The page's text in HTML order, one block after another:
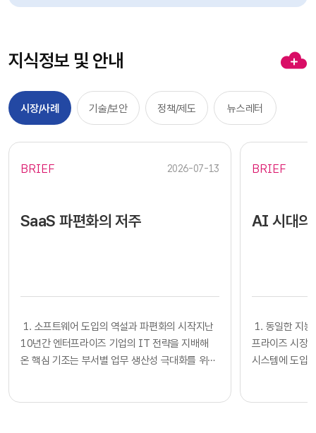
지식정보 및 안내
시장/사례 기술/보안 정책/제도 뉴스레터
BRIEF 2026-07-13
SaaS 파편화의 저주
​​ 1. 소프트웨어 도입의 역설과 파편화의 시작지난
10년간 엔터프라이즈 기업의 IT 전략을 지배해
온 핵심 기조는 부서별 업무 생산성 극대화를 위한
BRIEF
AI 시대의
1. 동일한 지
프라이즈 시장
시스템에 도입